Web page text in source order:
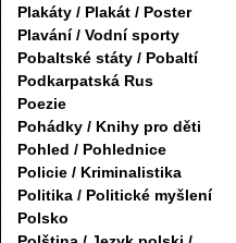
Plakáty / Plakát / Poster
Plavání / Vodní sporty
Pobaltské státy / Pobaltí
Podkarpatská Rus
Poezie
Pohádky / Knihy pro děti
Pohled / Pohlednice
Policie / Kriminalistika
Politika / Politické myšlení
Polsko